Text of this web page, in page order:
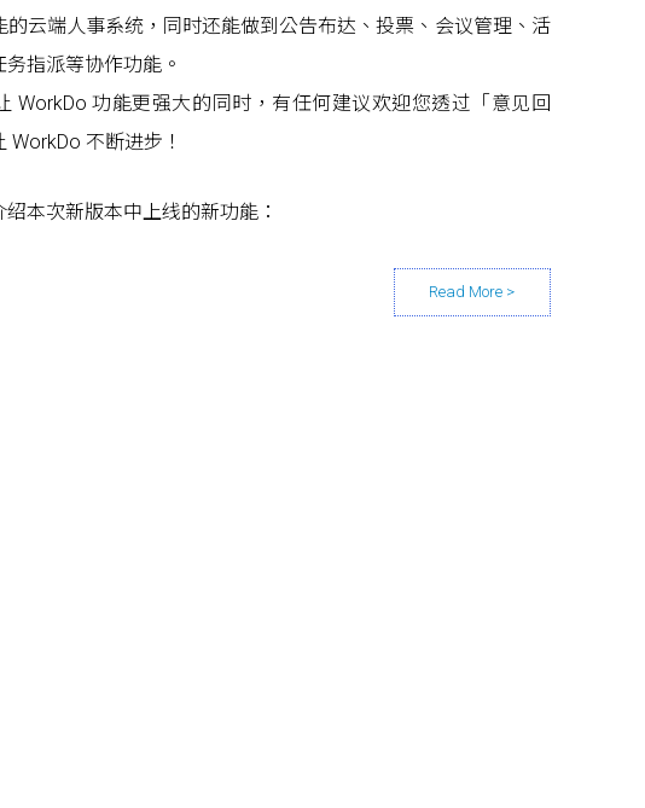
的云端人事系统，同时还能做到公告布达、投票、会议管理、活
指派等协作功能。
WorkDo 功能更强大的同时，有任何建议欢迎您透过「意见回
WorkDo 不断进步！
本次新版本中上线的新功能：